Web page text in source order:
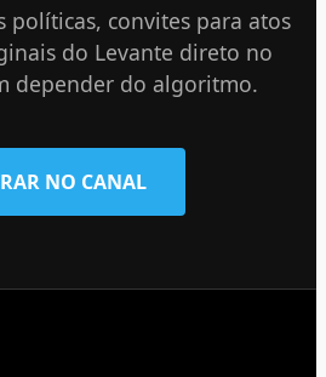
políticas, convites para atos
do Levante direto no
depender do algoritmo.
NO CANAL